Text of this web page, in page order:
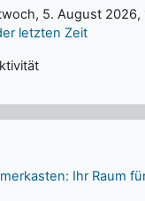
5. August 2026,
letzten Zeit
Ihr Raum